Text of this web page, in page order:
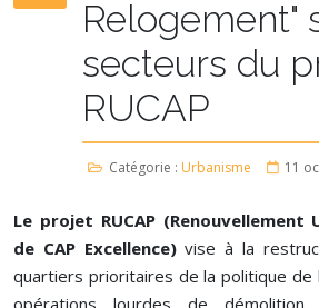
Relogement"
secteurs du
RUCAP
Catégorie : Urbanisme 11
Le projet RUCAP
de CAP Excellence)vise à la
quartiers prioritaires de la politique de
opérations lourdes de